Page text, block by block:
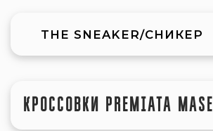
THE SNEAKER/СНИКЕР
КРОССОВКИ PREMIATA MASE